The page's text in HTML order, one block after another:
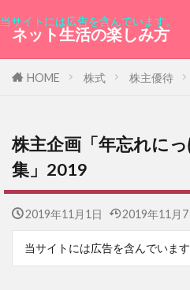
当サイトには広告を含んでいます。
ネット生活の楽しみ方
HOME 株式 株主優待
株主企画「年忘れに
集」2019
2019年11月1日 2019年11月7
当サイトには広告を含んでいます